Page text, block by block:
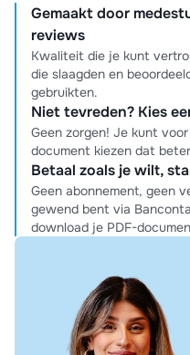
Gemaakt door
reviews
Kwaliteit die je kunt
die slaagden en
gebruikten.
Niet tevreden? Kies
Geen zorgen! Je kunt
document kiezen dat
Betaal zoals je wilt,
Geen abonnement, geen
gewend bent via
download je PDF-